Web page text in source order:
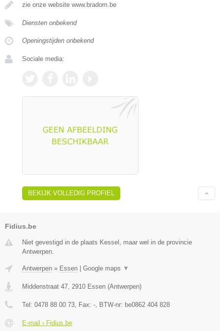
zie onze website www.bradom.be
Diensten onbekend
Openingstijden onbekend
Sociale media:
BEKIJK VOLLEDIG PROFIEL
Fidius.be
Niet gevestigd in de plaats Kessel, maar wel in de provincie
Antwerpen.
Antwerpen » Essen | Google maps ▼
Middenstraat 47 2910 Essen (Antwerpen)
Tel: 0478 88 00 73 , Fax: - , BTW-nr: be0862 404 828
E-mail › Fidius.be